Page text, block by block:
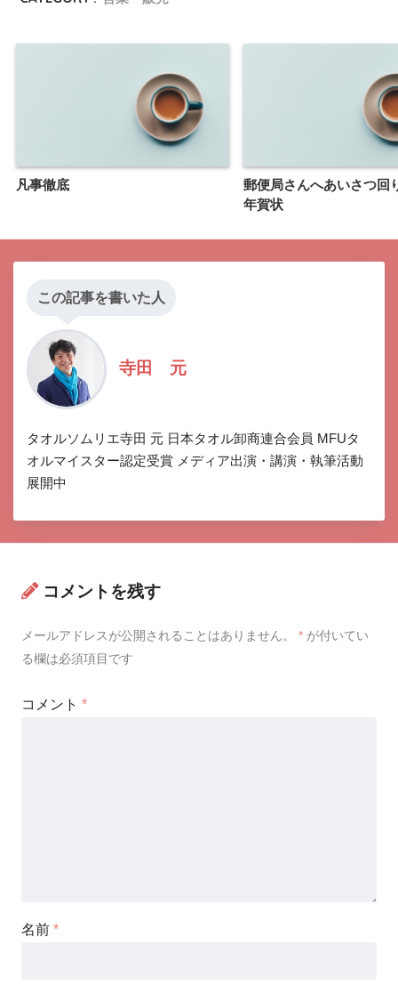
凡事徹底
郵便局さんへあいさつ回
年賀状
この記事を書いた人
寺田 元
タオルソムリエ寺田 元 日本タオル卸商連合会員 MFUタ
オルマイスター認定受賞 メディア出演・講演・執筆活動
展開中
コメントを残す
メールアドレスが公開されることはありません。 * が付いてい
る欄は必須項目です
コメント *
名前 *